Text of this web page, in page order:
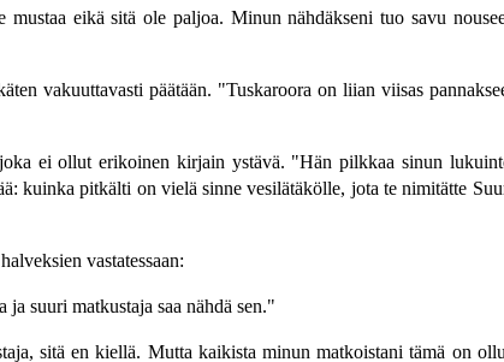
eikä sitä ole paljoa. Minun nähdäkseni tuo savu
vakuuttavasti päätään. "Tuskaroora on liian viisas
ei ollut erikoinen kirjain ystävä. "Hän pilkkaa sinun
kuinka pitkälti on vielä sinne vesilätäkölle, jota te nimitätte
vastatessaan:
suuri matkustaja saa nähdä sen."
sitä en kiellä. Mutta kaikista minun matkoistani tämä on